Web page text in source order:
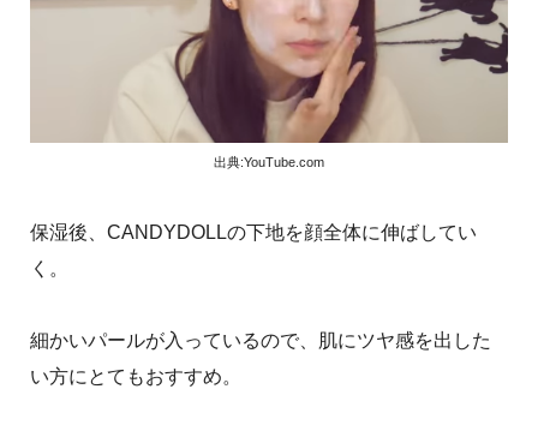
出典:YouTube.com
保湿後、CANDYDOLLの下地を顔全体に伸ばしてい
く。
細かいパールが入っているので、肌にツヤ感を出した
い方にとてもおすすめ。